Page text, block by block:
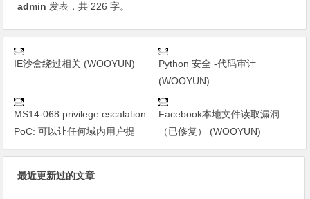
admin 发表，共 226 字。
IE沙盒绕过相关 (WOOYUN)
Python 安全 -代码审计
(WOOYUN)
MS14-068 privilege escalation
PoC: 可以让任何域内用户提
Facebook本地文件读取漏洞
（已修复） (WOOYUN)
最近更新过的文章